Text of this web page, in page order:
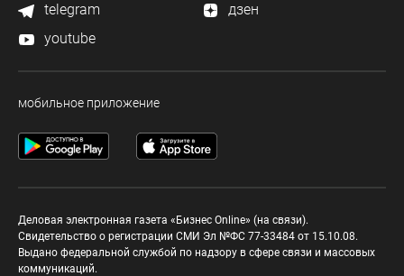
telegram
дзен
youtube
мобильное приложение
Деловая электронная газета «Бизнес Online» (на связи).
Свидетельство о регистрации СМИ Эл №ФС 77-33484 от 15.10.08.
Выдано федеральной службой по надзору в сфере связи и массовых
коммуникаций.